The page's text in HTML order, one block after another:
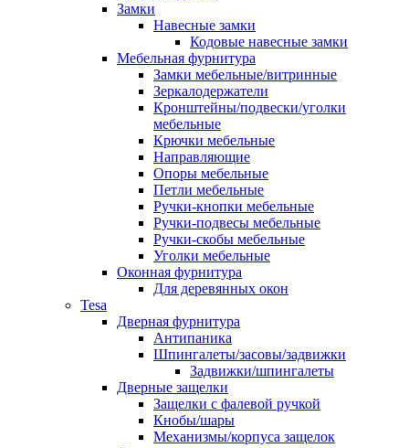
Замки
Навесные замки
Кодовые навесные замки
Мебельная фурнитура
Замки мебельные/витринные
Зеркалодержатели
Кронштейны/подвески/уголки
мебельные
Крючки мебельные
Направляющие
Опоры мебельные
Петли мебельные
Ручки-кнопки мебельные
Ручки-подвесы мебельные
Ручки-скобы мебельные
Уголки мебельные
Оконная фурнитура
Для деревянных окон
Tesa
Дверная фурнитура
Антипаника
Шпингалеты/засовы/задвижки
Задвижки/шпингалеты
Дверные защелки
Защелки с фалевой ручкой
Кнобы/шары
Механизмы/корпуса защелок